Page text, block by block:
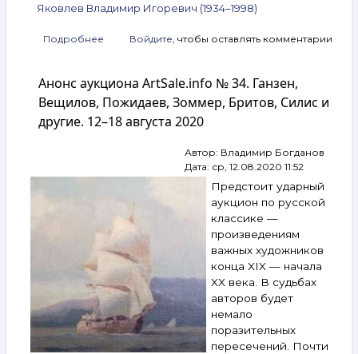
Яковлев Владимир Игоревич (1934–1998)
Подробнее
ArtSale.info
№ 38.
Ганзен,
Пожидаев,
15 сентября
2020
Войдите , чтобы оставлять комментарии
Анонс аукциона ArtSale.info № 34. Ганзен,
Вещилов, Пожидаев, Зоммер, Бритов, Силис и
другие. 12–18 августа 2020
Автор: Владимир Богданов
Дата: ср, 12.08.2020 11:52
Предстоит ударный
аукцион по русской
классике —
произведениям
важных художников
конца XIX — начала
XX века. В судьбах
авторов будет
немало
поразительных
пересечений. Почти